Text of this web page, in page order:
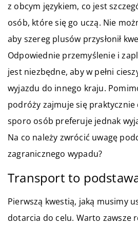
z obcym językiem, co jest
osób, które się go uczą. Nie
aby szereg plusów przysłonił
Odpowiednie przemyślenie i
jest niezbędne, aby w pełni
wyjazdu do innego kraju.
podróży zajmuje się praktycznie
sporo osób preferuje jednak
Na co należy zwrócić uwagę
zagranicznego wypadu?
Transport to
Pierwszą kwestią, jaką musimy
dotarcia do celu. Warto zawsze